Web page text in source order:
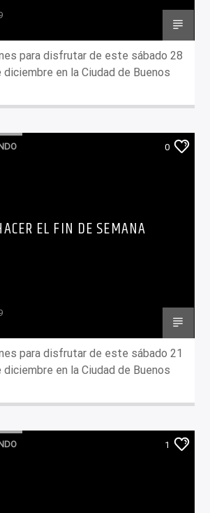
para disfrutar de este sábado 28
en la Ciudad de Buenos
0
EL FIN DE SEMANA
para disfrutar de este sábado 21
en la Ciudad de Buenos
1